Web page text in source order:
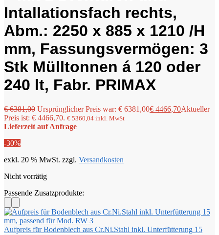
Intallationsfach rechts,
Abm.: 2250 x 885 x 1210 /H
mm, Fassungsvermögen: 3
Stk Mülltonnen á 120 oder
240 lt, Fabr. PRIMAX
€6381,00 Ursprünglicher Preis war: € 6381,00€ 4466,70Aktueller
Preis ist: € 4466,70. € 5360,04 inkl. MwSt
Lieferzeit auf Anfrage
-30%
exkl. 20 % MwSt. zzgl. Versandkosten
Nicht vorrätig
Passende Zusatzprodukte:
Aufpreis für Bodenblech aus Cr.Ni.Stahl inkl. Unterfütterung 15